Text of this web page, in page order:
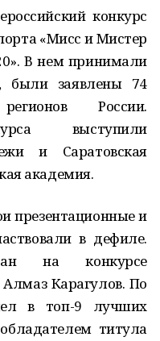
конкурс
«Мисс и Мистер
В нем принимали
были заявлены 74
России.
выступили
и Саратовская
академия.
презентационные и
в дефиле.
на конкурсе
Карагулов. По
в топ-9 лучших
титула